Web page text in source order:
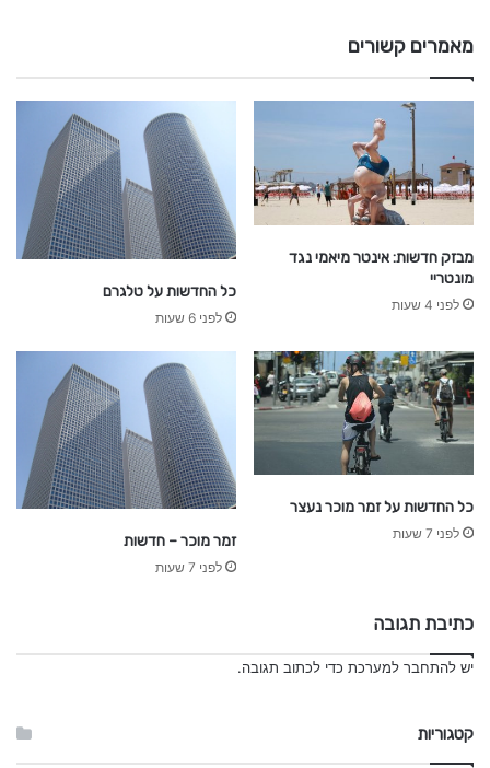
ס
מאמרים קשורים
מבזק חדשות: אינטר מיאמי נגד
מונטריי
לפני 4 שעות
כל החדשות על טלגרם
לפני 6 שעות
כל החדשות על זמר מוכר נעצר
לפני 7 שעות זמר מוכר – חדשות
לפני 7 שעות
כתיבת תגובה
יש להתחבר למערכת כדי לכתוב תגובה.
קטגוריות